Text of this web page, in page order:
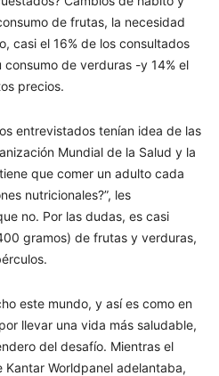
de frutas, la necesidad
casi el 16% de los consultados
de verduras -y 14% el
precios.
entrevistados tenían idea de las
Mundial de la Salud y la
que comer un adulto cada
nutricionales?”, les
no. Por las dudas, es casi
gramos) de frutas y verduras,
este mundo, y así es como en
llevar una vida más saludable,
del desafío. Mientras el
Kantar Worldpanel adelantaba,